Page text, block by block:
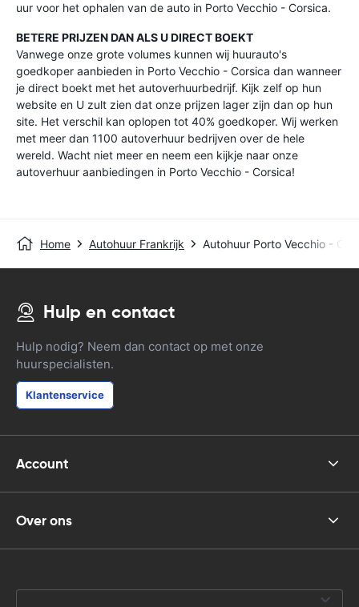
uur voor het ophalen van de auto in Porto Vecchio - Corsica.
BETERE PRIJZEN DAN ALS U DIRECT BOEKT
Vanwege onze grote volumes kunnen wij huurauto's
goedkoper aanbieden in Porto Vecchio - Corsica dan wanneer
je direct boekt met het autoverhuurbedrijf. Kijk zelf op hun
website en U zult zien dat onze prijzen lager zijn dan op hun
site. Het verschil kan oplopen tot 40% goedkoper. Wij werken
met meer dan 1100 autoverhuur bedrijven over de hele
wereld. Wacht niet meer en neem een kijkje naar onze
autoverhuur aanbiedingen in Porto Vecchio - Corsica!
Home Autohuur Frankrijk Autohuur Porto Vecchio -
Hulp en contact
Hulp nodig? Neem dan contact op met onze
huurspecialisten.
Klantenservice
Account
Over ons